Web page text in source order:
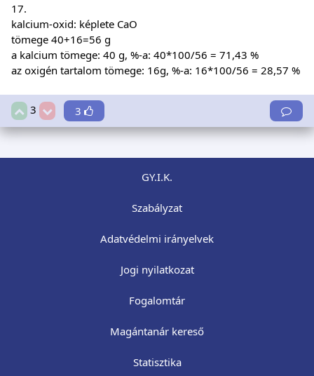
17.
kalcium-oxid: képlete CaO
tömege 40+16=56 g
a kalcium tömege: 40 g, %-a: 40*100/56 = 71,43 %
az oxigén tartalom tömege: 16g, %-a: 16*100/56 = 28,57 %
3 3
GY.I.K.
Szabályzat
Adatvédelmi irányelvek
Jogi nyilatkozat
Fogalomtár
Magántanár kereső
Statisztika